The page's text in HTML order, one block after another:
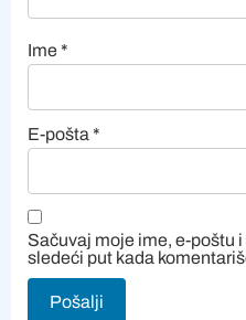
Ime*
E-pošta *
Sačuvaj moje ime, e-poštu
sledeći put kada